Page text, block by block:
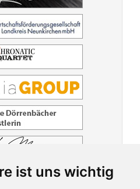
ist uns wichtig